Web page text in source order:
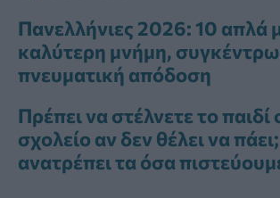
Πανελλήνιες 2026: 10 απλά
καλύτερη μνήμη,
πνευματική απόδοση
Πρέπει να στέλνετε το παιδί
σχολείο αν δεν θέλει να
ανατρέπει τα όσα